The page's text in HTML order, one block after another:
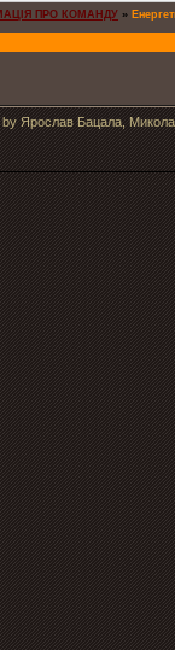
ПРО КОМАНДУ »
by Ярослав Бацала,